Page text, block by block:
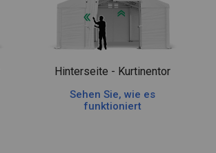
Hinterseite - Kurtinentor
Sehen Sie, wie es
funktioniert